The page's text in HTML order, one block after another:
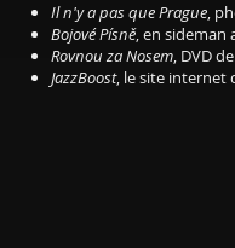
Il n'y a pas que Prague,
Bojové Písně, en sideman
Rovnou za Nosem, DVD
JazzBoost, le site internet